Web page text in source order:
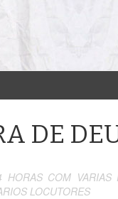
DE
HORAS COM VARIAS
LOCUTORES